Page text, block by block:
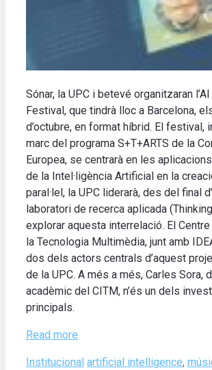
Sónar, la UPC i betevé organitzaran
Festival, que tindrà lloc a Barcelona,
d’octubre, en format híbrid. El festival,
marc del programa S+T+ARTS de la
Europea, se centrarà en les
de la Intel·ligència Artificial en la
paral·lel, la UPC liderarà, des del final
laboratori de recerca aplicada
explorar aquesta interrelació. El
la Tecnologia Multimèdia, junt amb
dos dels actors centrals d’aquest
de la UPC. A més a més, Carles Sora,
acadèmic del CITM, n’és un dels
principals.
Read more
Categories
Institucional Tags
artificial intelligence,